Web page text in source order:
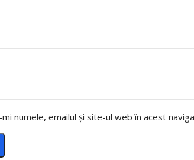
mi numele, emailul și site-ul web în acest